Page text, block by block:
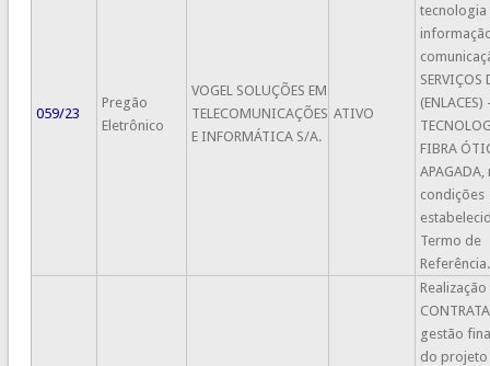
059/23
Pregão
Eletrônico
VOGEL SOLUÇÕES EM
TELECOMUNICAÇÕES
E INFORMÁTICA S/A.
ATIVO
tecnologia
SERVIÇOS
(ENLACES)
FIBRA
APAGADA,
condições
Termo de
Referência.
gestão
do projeto